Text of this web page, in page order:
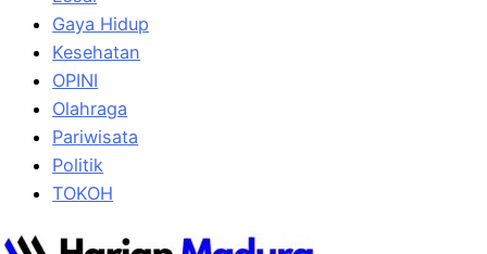
Gaya Hidup
Kesehatan
OPINI
Olahraga
Pariwisata
Politik
TOKOH